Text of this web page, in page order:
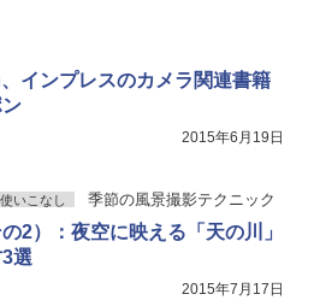
インプレスのカメラ関連書籍
2015年6月19日
いこなし 季節の風景撮影テクニック
2）：夜空に映える「天の川」
選
2015年7月17日